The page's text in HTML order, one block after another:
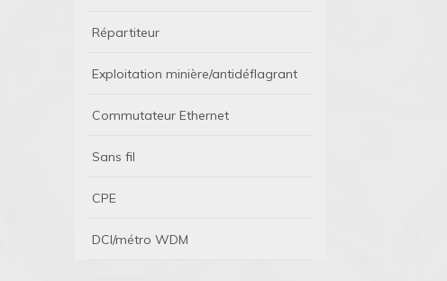
Répartiteur
Exploitation minière/antidéflagrant
Commutateur Ethernet
Sans fil
CPE
DCI/métro WDM